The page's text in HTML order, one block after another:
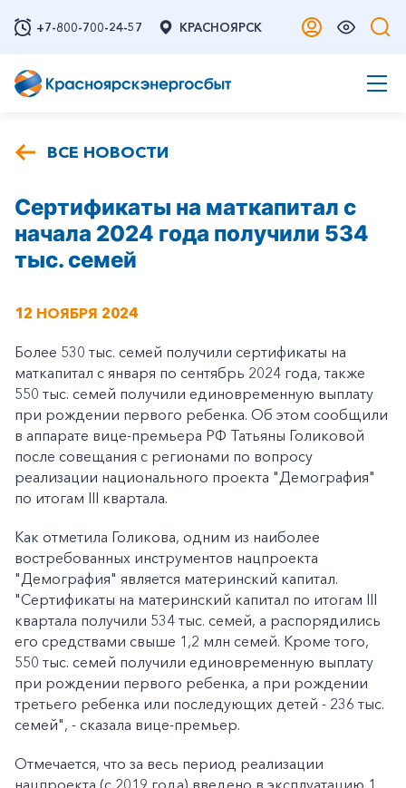
+7-800-700-24-57 КРАСНОЯРСК
ВСЕ НОВОСТИ
Сертификаты на маткапитал с
начала 2024 года получили 534
тыс. семей
12 НОЯБРЯ 2024
Более 530 тыс. семей получили сертификаты на
маткапитал с января по сентябрь 2024 года, также
550 тыс. семей получили единовременную выплату
при рождении первого ребенка. Об этом сообщили
в аппарате вице-премьера РФ Татьяны Голиковой
после совещания с регионами по вопросу
реализации национального проекта "Демография"
по итогам III квартала.
Как отметила Голикова, одним из наиболее
востребованных инструментов нацпроекта
"Демография" является материнский капитал.
"Сертификаты на материнский капитал по итогам III
квартала получили 534 тыс. семей, а распорядились
его средствами свыше 1,2 млн семей. Кроме того,
550 тыс. семей получили единовременную выплату
при рождении первого ребенка, а при рождении
третьего ребенка или последующих детей - 236 тыс.
семей", - сказала вице-премьер.
Отмечается, что за весь период реализации
нацпроекта (с 2019 года) введено в эксплуатацию 1